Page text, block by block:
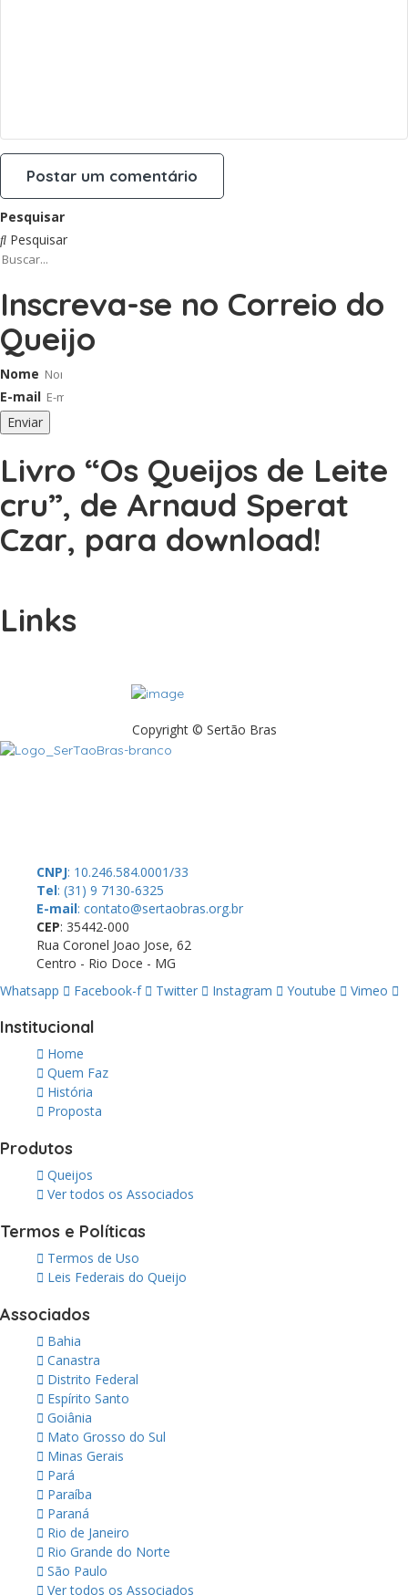
Pesquisar
Pesquisar
Inscreva-se no Correio do
Queijo
Nome
E-mail
Enviar
Livro “Os Queijos de Leite
cru”, de Arnaud Sperat
Czar, para download!
Links
Copyright © Sertão Bras
CNPJ: 10.246.584.0001/33
Tel: (31) 9 7130-6325
E-mail: contato@sertaobras.org.br
CEP: 35442-000
Rua Coronel Joao Jose, 62
Centro - Rio Doce - MG
Whatsapp
Facebook-f Twitter Instagram Youtube Vimeo
Institucional
Home
Quem Faz
História
Proposta
Produtos
Queijos
Ver todos os Associados
Termos e Políticas
Termos de Uso
Leis Federais do Queijo
Associados
Bahia
Canastra
Distrito Federal
Espírito Santo
Goiânia
Mato Grosso do Sul
Minas Gerais
Pará
Paraíba
Paraná
Rio de Janeiro
Rio Grande do Norte
São Paulo
Ver todos os Associados